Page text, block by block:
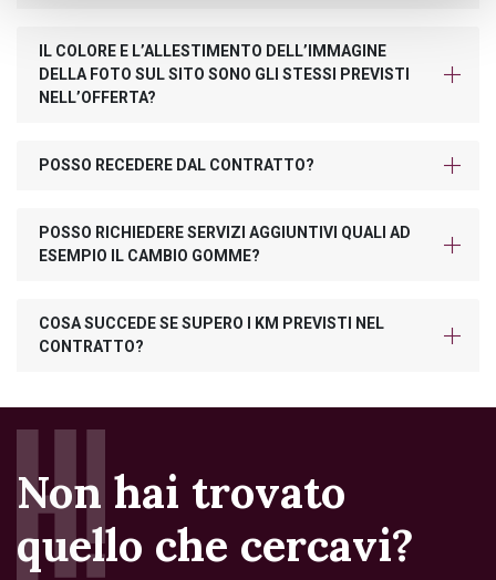
IL COLORE E L’ALLESTIMENTO DELL’IMMAGINE
DELLA FOTO SUL SITO SONO GLI STESSI PREVISTI
NELL’OFFERTA?
POSSO RECEDERE DAL CONTRATTO?
POSSO RICHIEDERE SERVIZI AGGIUNTIVI QUALI AD
ESEMPIO IL CAMBIO GOMME?
COSA SUCCEDE SE SUPERO I KM PREVISTI NEL
CONTRATTO?
Non hai trovato
quello che cercavi?